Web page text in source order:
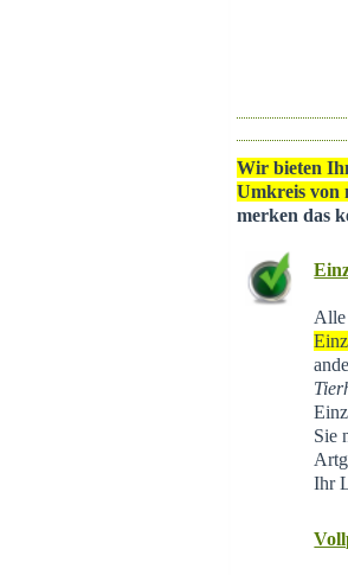
Wir bieten
Umkreis von
merken das
Alle
Sie
Ihr